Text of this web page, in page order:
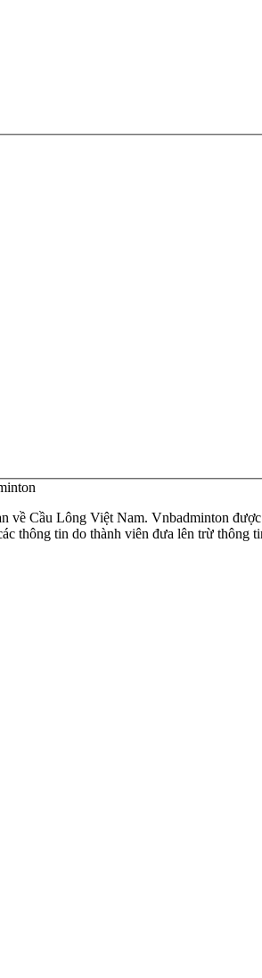
về Cầu Lông Việt Nam. Vnbadminton
thông tin do thành viên đưa lên trừ thông